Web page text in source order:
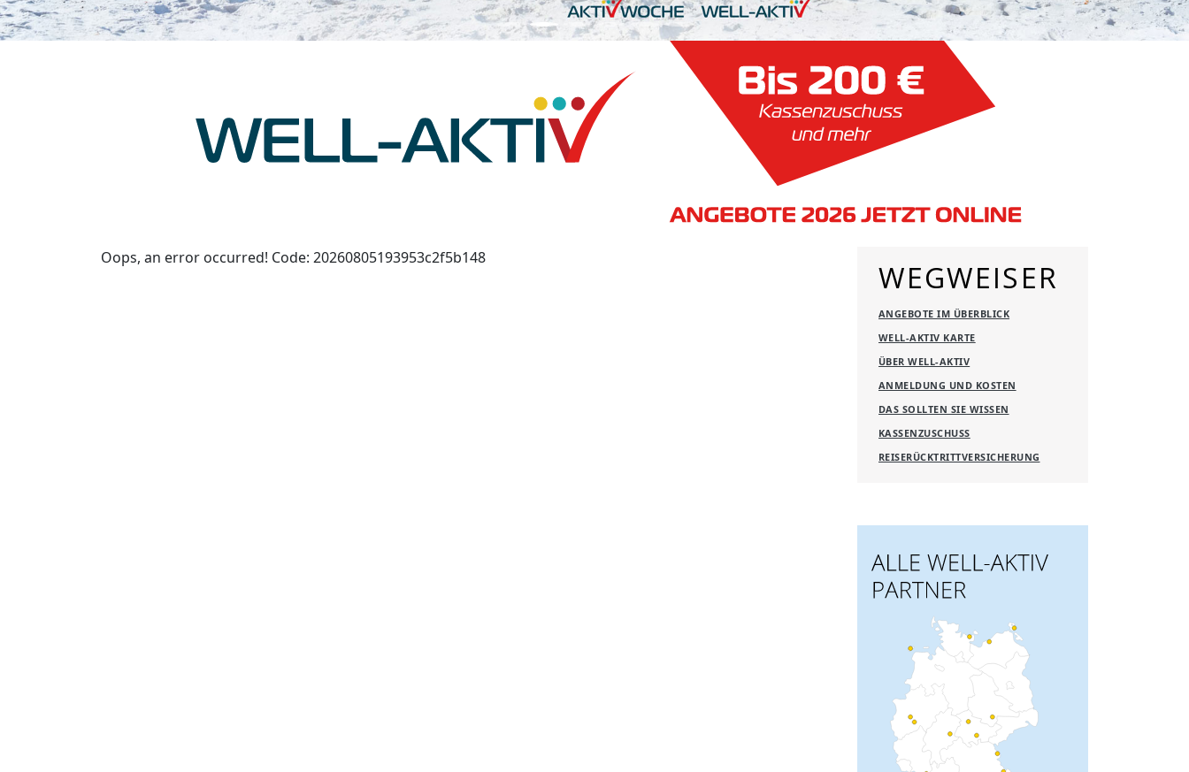
Oops, an error occurred! Code: 20260805193953c2f5b148
WEGWEISER
ANGEBOTE IM ÜBERBLICK
WELL-AKTIV KARTE
ÜBER WELL-AKTIV
ANMELDUNG UND KOSTEN
DAS SOLLTEN SIE WISSEN
KASSENZUSCHUSS
REISERÜCKTRITTVERSICHERUNG